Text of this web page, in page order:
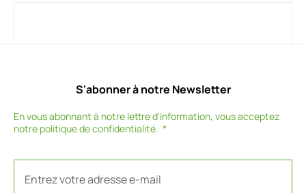
S'abonner à notre Newsletter
En vous abonnant à notre lettre d'information, vous acceptez
notre politique de confidentialité.